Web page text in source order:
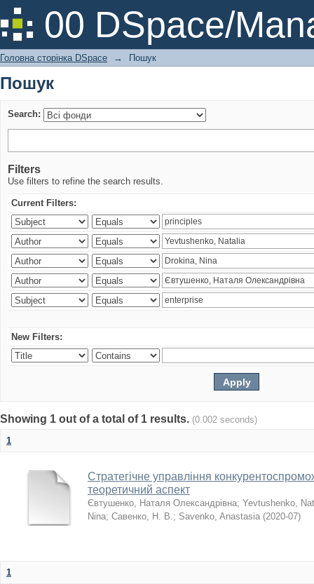
00 DSpace/
Пошук
Головна сторінка DSpace → Пошук
Пошук
Search:
Filters
Use filters to refine the search results.
Current Filters:
New Filters:
Showing 1 out of a total of 1 results. (0.002 seconds)
1
Стратегічне управління
теоретичний аспект
Євтушенко, Наталя Олександрівна; Yevtushenko,
Nina; Савенко, Н. В.; Savenko, Anastasia (2020-07)
1